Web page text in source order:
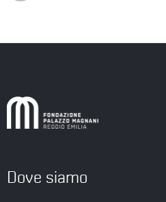
Dove siamo